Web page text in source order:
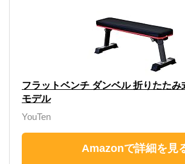
フラットベンチ ダンベル 折りたた
モデル
YouTen
Amazonで詳細を見